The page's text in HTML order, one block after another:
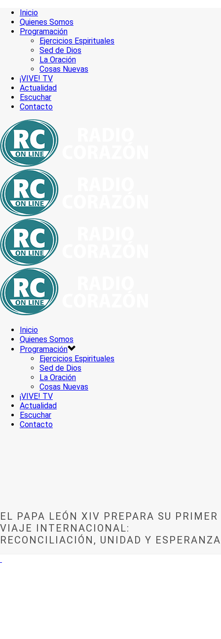
Inicio
Quienes Somos
Programación
Ejercicios Espirituales
Sed de Dios
La Oración
Cosas Nuevas
¡VIVE! TV
Actualidad
Escuchar
Contacto
Inicio
Quienes Somos
Programación
Ejercicios Espirituales
Sed de Dios
La Oración
Cosas Nuevas
¡VIVE! TV
Actualidad
Escuchar
Contacto
EL PAPA LEÓN XIV PREPARA SU PRIMER
VIAJE INTERNACIONAL:
RECONCILIACIÓN, UNIDAD Y ESPERANZA